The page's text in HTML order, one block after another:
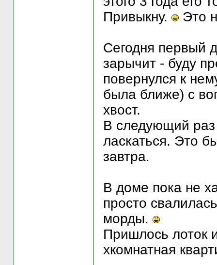
Привыкну.
Это
Сегодня первый
зарычит - буду
повернулся к
была ближе) с
хвост.
В следующий раз
ласкаться. Это
завтра.
В доме пока не
просто
морды.
Пришлось лоток
хкомнатная